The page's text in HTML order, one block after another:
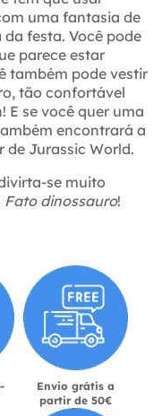
uma fantasia de
festa. Você pode
parece estar
também pode vestir
tão confortável
E se você quer uma
encontrará a
Jurassic World.
se muito
Fato dinossauro!
Envio grátis a
partir de 50€